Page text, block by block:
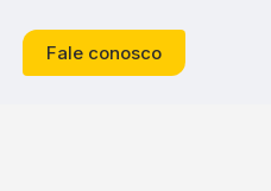
Fale conosco